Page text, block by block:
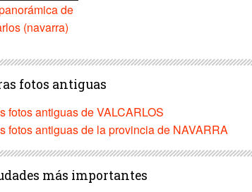
de
(navarra)
fotos antiguas
fotos antiguas de VALCARLOS
fotos antiguas de la provincia de NAVARRA
más importantes